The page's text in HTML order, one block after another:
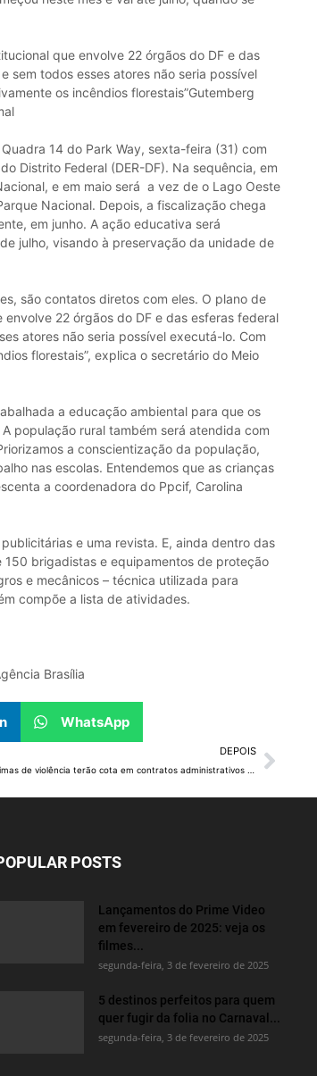
que envolve 22 órgãos do DF e das
sem todos esses atores não seria possível
os incêndios florestais”Gutemberg
14 do Park Way, sexta-feira (31) com
Distrito Federal (DER-DF). Na sequência, em
e em maio será a vez de o Lago Oeste
Nacional. Depois, a fiscalização chega
em junho. A ação educativa será
julho, visando à preservação da unidade de
são contatos diretos com eles. O plano de
22 órgãos do DF e das esferas federal
atores não seria possível executá-lo. Com
florestais”, explica o secretário do Meio
a educação ambiental para que os
população rural também será atendida com
a conscientização da população,
nas escolas. Entendemos que as crianças
a coordenadora do Ppcif, Carolina
e uma revista. E, ainda dentro das
brigadistas e equipamentos de proteção
e mecânicos – técnica utilizada para
compõe a lista de atividades.
Brasília
WhatsApp
DEPOIS
POSTS
Lançamentos do Prime Video
em fevereiro de 2025: veja os
filmes...
segunda-feira, 3 de fevereiro de 2025
5 destinos perfeitos para quem
quer fugir da folia no Carnaval...
segunda-feira, 3 de fevereiro de 2025